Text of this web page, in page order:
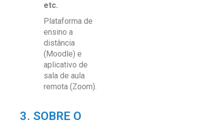
etc.
Plataforma de
ensino a
distância
(Moodle) e
aplicativo de
sala de aula
remota (Zoom).
3. SOBRE O